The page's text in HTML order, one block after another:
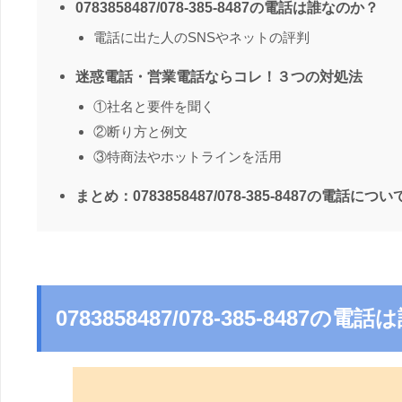
0783858487/078-385-8487の電話は誰なのか？
電話に出た人のSNSやネットの評判
迷惑電話・営業電話ならコレ！３つの対処法
①社名と要件を聞く
②断り方と例文
③特商法やホットラインを活用
まとめ：0783858487/078-385-8487の電話につい
0783858487/078-385-8487の電話